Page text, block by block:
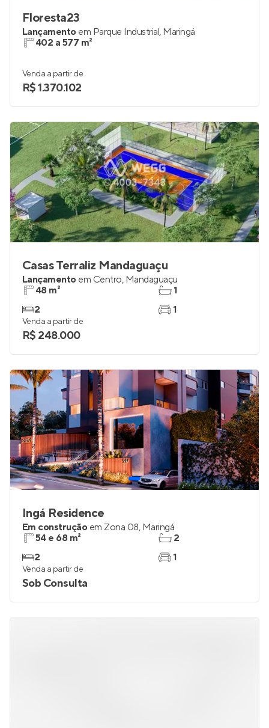
Floresta23
Lançamento em Parque Industrial, Maringá
402 a 577 m²
Venda a partir de
R$ 1.370.102
Casas Terraliz Mandaguaçu
Lançamento em Centro, Mandaguaçu
48 m²
2
1
1
Venda a partir de
R$ 248.000
Ingá Residence
Em construção em Zona 08, Maringá
54 e 68 m²
2
2
1
Venda a partir de
Sob Consulta